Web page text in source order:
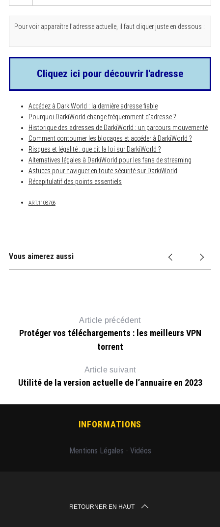
Pour voir apparaître l’adresse actuelle, il faut cliquer juste en dessous :
Cliquez ici pour découvrir l'adresse
Accédez à DarkiWorld : la dernière adresse fiable
Pourquoi DarkiWorld change fréquemment d’adresse ?
Historique des adresses de DarkiWorld : un parcours mouvementé
Comment contourner les blocages et accéder à DarkiWorld ?
Risques et légalité : que dit la loi sur DarkiWorld ?
Alternatives légales à DarkiWorld pour les fans de streaming
Astuces pour naviguer en toute sécurité sur DarkiWorld
Récapitulatif des points essentiels
ART.1108768
Vous aimerez aussi
Article précédent
Protéger vos téléchargements : les meilleurs VPN
torrent
Article suivant
Utilité de la version actuelle de l’annuaire en 2023
INFORMATIONS
Mentions Légales Vidéos
RETOURNER EN HAUT